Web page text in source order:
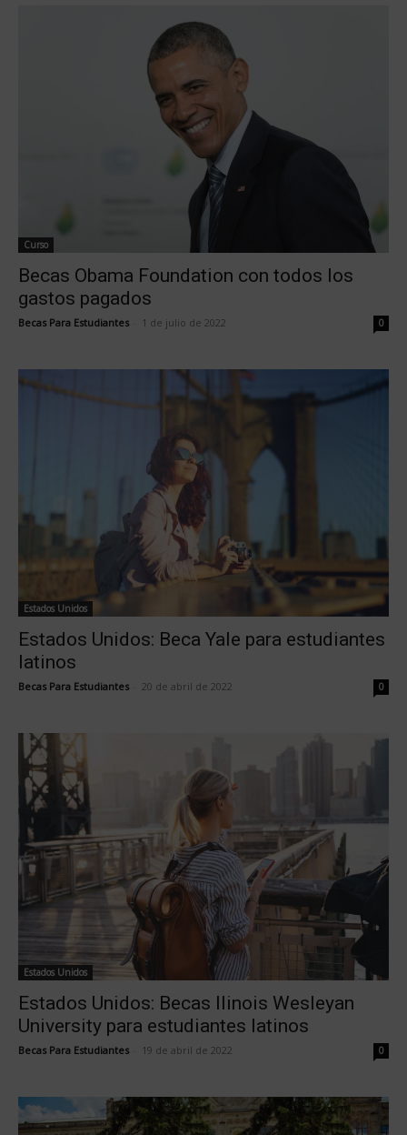
Curso
Becas Obama Foundation con todos los
gastos pagados
Becas Para Estudiantes 1 de julio de 2022 0
Estados Unidos
Estados Unidos: Beca Yale para estudiantes
latinos
Becas Para Estudiantes 20 de abril de 2022 0
Estados Unidos
Estados Unidos: Becas llinois Wesleyan
University para estudiantes latinos
Becas Para Estudiantes 19 de abril de 2022 0